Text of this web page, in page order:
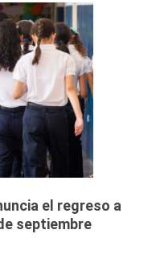
el regreso a
septiembre